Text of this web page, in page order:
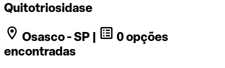
Quitotriosidase
Osasco - SP |
0 opções
encontradas